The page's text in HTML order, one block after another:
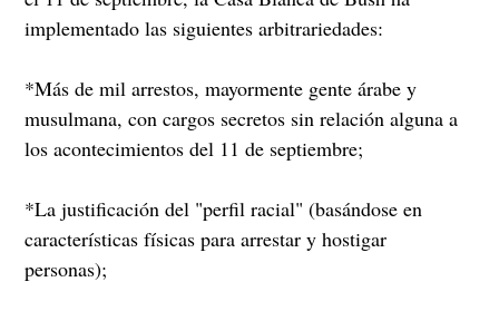
implementado las siguientes arbitrariedades:
*Más de mil arrestos, mayormente gente árabe y
musulmana, con cargos secretos sin relación alguna a
los acontecimientos del 11 de septiembre;
*La justificación del "perfil racial" (basándose en
características físicas para arrestar y hostigar
personas);